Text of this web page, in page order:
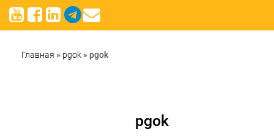
Главная » pgok»pgok
pgok